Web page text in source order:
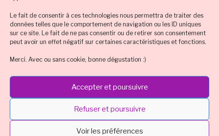
Le fait de consentir à ces technologies nous permettra de traiter des
données telles que le comportement de navigation ou les ID uniques
sur ce site. Le fait de ne pas consentir ou de retirer son consentement
peut avoir un effet négatif sur certaines caractéristiques et fonctions.
Merci. Avec ou sans cookie, bonne dégustation :)
Accepter et poursuivre
Refuser et poursuivre
Voir les préférences
TOUT SUR LE COCKTAIL
Navigation
de
précédent
Halloween : best-of des idées de recette
Idées cocktails (avec et sans alcool) pour tous